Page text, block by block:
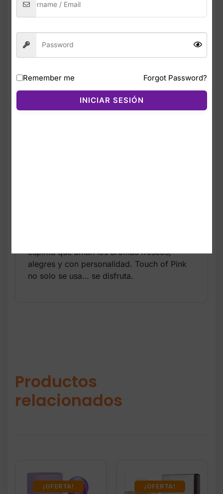
Lacoste Touch of Pink Eau de Toilette es
femenina, creada para mujeres que irradian
energía, alegría y espontaneidad. Es uno de
los perfumes más icónicos de Lacoste,
limpio, vibrante y lleno de vida.
La salida abre con una mezcla chispeante
de naranja sanguina, cilantro y cardamomo,
espíritu que aman los aromas frescos,
alegres y con personalidad. Touch of Pink
no solo se usa… se disfruta.
Productos
relacionados
¡OFERTA! ¡OFERTA!
Remember me Forgot Password?
INICIAR SESIÓN